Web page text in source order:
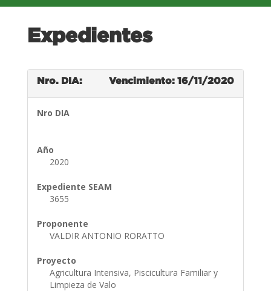
Expedientes
Nro. DIA: Vencimiento: 16/11/2020
Nro DIA
Año
2020
Expediente SEAM
3655
Proponente
VALDIR ANTONIO RORATTO
Proyecto
Agricultura Intensiva, Piscicultura Familiar y
Limpieza de Valo